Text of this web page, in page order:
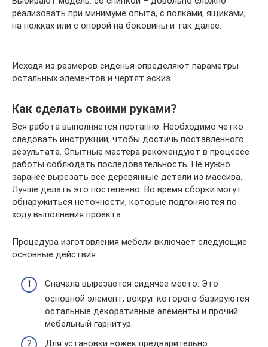
реализовать при минимуме опыта, с полками, ящиками,
на ножках или с опорой на боковины и так далее.
Исходя из размеров сиденья определяют параметры
остальных элементов и чертят эскиз.
Как сделать своими руками?
Вся работа выполняется поэтапно. Необходимо четко
следовать инструкции, чтобы достичь поставленного
результата. Опытные мастера рекомендуют в процессе
работы соблюдать последовательность. Не нужно
заранее вырезать все деревянные детали из массива.
Лучше делать это постепенно. Во время сборки могут
обнаружиться неточности, которые подгоняются по
ходу выполнения проекта.
Процедура изготовления мебели включает следующие
основные действия:
Сначала вырезается сидячее место. Это
основной элемент, вокруг которого базируются
остальные декоративные элементы и прочий
мебельный гарнитур.
Для установки ножек предварительно